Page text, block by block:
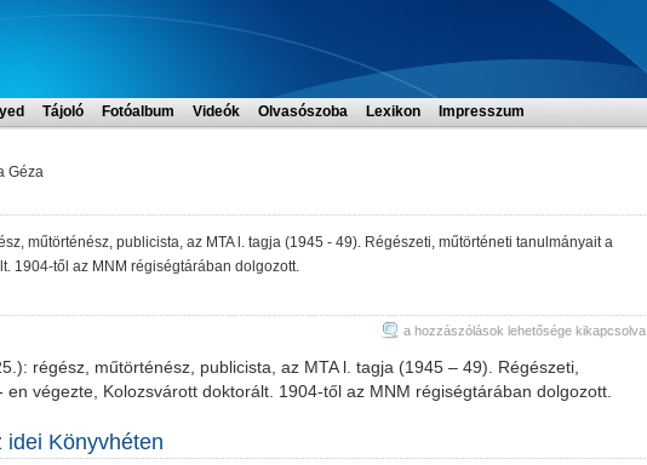
Tájoló Fotóalbum Videók Olvasószoba Lexikon Impresszum
Géza
műtörténész, publicista, az MTA l. tagja (1945 - 49). Régészeti, műtörténeti tanulmányait a
1904-től az MNM régiségtárában dolgozott.
Supka
bejegyzéshez
a hozzászólások lehetősége kikapcsolva
régész, műtörténész, publicista, az MTA l. tagja (1945 – 49). Régészeti,
végezte, Kolozsvárott doktorált. 1904-től az MNM régiségtárában dolgozott.
idei Könyvhéten